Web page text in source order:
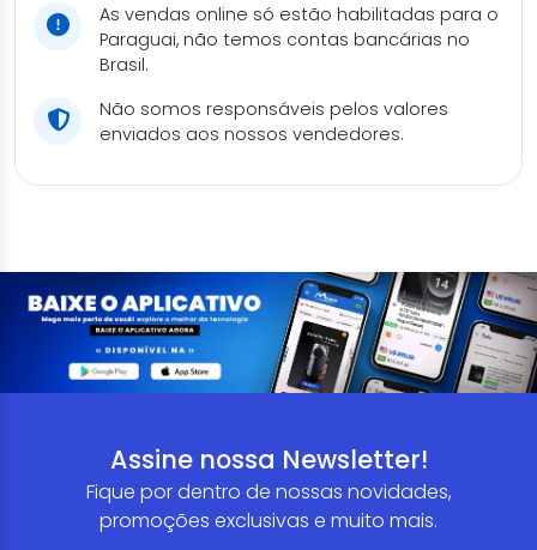
As vendas online só estão habilitadas para o
Paraguai, não temos contas bancárias no
Brasil.
Não somos responsáveis pelos valores
enviados aos nossos vendedores.
Assine nossa Newsletter!
Fique por dentro de nossas novidades,
promoções exclusivas e muito mais.